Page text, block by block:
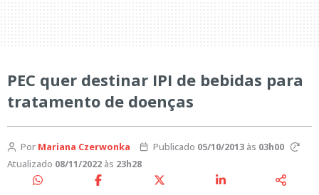
PEC quer destinar IPI de bebidas para
tratamento de doenças
Por Mariana Czerwonka Publicado 05/10/2013às 03h00
Atualizado 08/11/2022 às 23h28